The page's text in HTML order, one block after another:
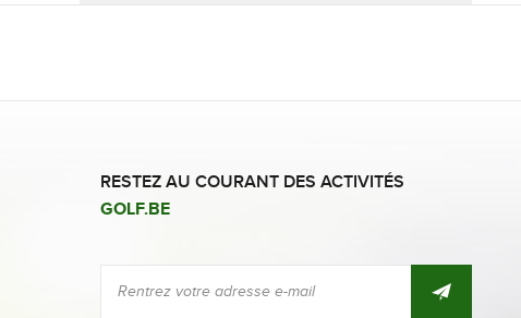
RESTEZ AU COURANT DES ACTIVITÉS
GOLF.BE